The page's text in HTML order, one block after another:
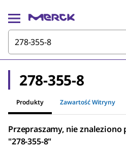
278-355-8
Produkty Zawartość Witryny
Przepraszamy, nie
"278-355-8"